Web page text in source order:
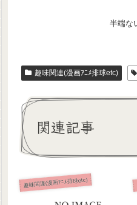
半端な
趣味関連(漫画ｱﾆﾒ排球etc)
関連記事
趣味関連(漫画ｱﾆﾒ排球etc)